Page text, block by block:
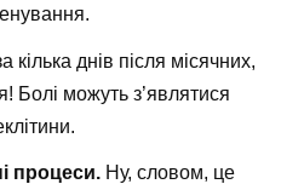
кілька днів після місячних,
Болі можуть з’являтися
процеси. Ну, словом, це